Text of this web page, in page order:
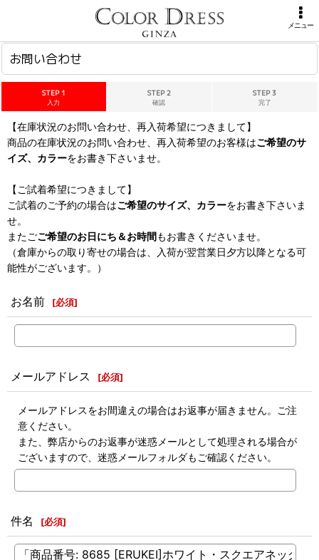
メニュー
お問い合わせ
STEP 1
入力
STEP 2
確認
STEP 3
完了
【在庫状況のお問い合わせ、再入荷希望につきまして】
商品の在庫状況のお問い合わせ、再入荷希望のお客様はご希望のサ
イズ、カラーをお書き下さいませ。
【ご試着希望につきまして】
ご試着のご予約の場合はご希望のサイズ、カラーをお書き下さいま
せ。
またごご希望のお日にち＆お時間もお書きくださいませ。
（倉庫からの取り寄せの場合は、入荷が翌営業日夕方以降となる可
能性がございます。）
お名前 [必須]
メールアドレス [必須]
メールアドレスをお間違えの場合はお返事が届きません。ご注
意ください。
また、弊店からのお返事が迷惑メールとして処理される場合が
ございますので、迷惑メールフォルダもご確認ください。
件名 [必須]